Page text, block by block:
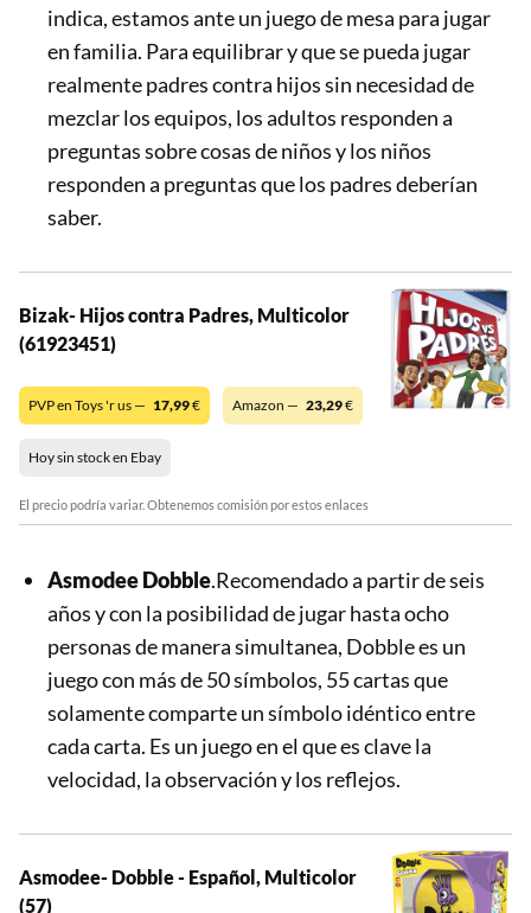
indica, estamos ante un juego de mesa para jugar
en familia. Para equilibrar y que se pueda jugar
realmente padres contra hijos sin necesidad de
mezclar los equipos, los adultos responden a
preguntas sobre cosas de niños y los niños
responden a preguntas que los padres deberían
saber.
Bizak- Hijos contra Padres, Multicolor
(61923451)
PVP en Toys 'r us — 17,99€ Amazon — 23,29€
Hoy sin stock en Ebay
El precio podría variar. Obtenemos comisión por estos enlaces
Asmodee Dobble.Recomendado a partir de seis
años y con la posibilidad de jugar hasta ocho
personas de manera simultanea, Dobble es un
juego con más de 50 símbolos, 55 cartas que
solamente comparte un símbolo idéntico entre
cada carta. Es un juego en el que es clave la
velocidad, la observación y los reflejos.
Asmodee- Dobble - Español, Multicolor
(57)